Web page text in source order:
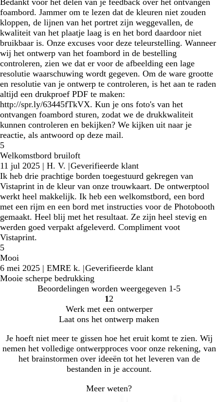
foambord. Jammer om te lezen dat de kleuren niet zouden
kloppen, de lijnen van het portret zijn weggevallen, de
kwaliteit van het plaatje laag is en het bord daardoor niet
bruikbaar is. Onze excuses voor deze teleurstelling. Wanneer
wij het ontwerp van het foambord in de bestelling
controleren, zien we dat er voor de afbeelding een lage
resolutie waarschuwing wordt gegeven. Om de ware grootte
en resolutie van je ontwerp te controleren, is het aan te raden
altijd een drukproef PDF te maken:
http://spr.ly/63445fTkVX. Kun je ons foto's van het
ontvangen foambord sturen, zodat we de drukkwaliteit
kunnen controleren en bekijken? We kijken uit naar je
reactie, als antwoord op deze mail.
5
Welkomstbord bruiloft
11 jul 2025 | H. V. |Geverifieerde klant
Ik heb drie prachtige borden toegestuurd gekregen van
Vistaprint in de kleur van onze trouwkaart. De ontwerptool
werkt heel makkelijk. Ik heb een welkomstbord, een bord
met een rijm en een bord met instructies voor de Photobooth
gemaakt. Heel blij met het resultaat. Ze zijn heel stevig en
werden goed verpakt afgeleverd. Compliment voot
Vistaprint.
5
Mooi
6 mei 2025 | EMRE k. |Geverifieerde klant
Mooie scherpe bedrukking
Beoordelingen worden weergegeven 1-5
Naar
pagina
1 Naar
pagina
2
Werk met een ontwerper
Laat ons het ontwerp maken
Je hoeft niet meer te gissen hoe het eruit komt te zien. Wij
nemen het volledige ontwerpproces voor onze rekening, van
het brainstormen over ideeën tot het leveren van de
bestanden in je account.
Meer weten?